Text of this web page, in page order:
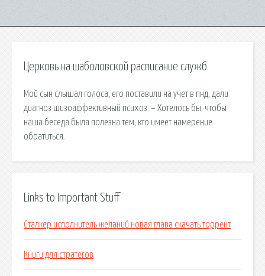
Церковь на шаболовской расписание служб
Мой сын слышал голоса, его поставили на учет в пнд, дали
диагноз шизоаффективный психоз. – Хотелось бы, чтобы
наша беседа была полезна тем, кто имеет намерение
обратиться.
Links to Important Stuff
Сталкер исполнитель желаний новая глава скачать торрент
Книги для стратегов